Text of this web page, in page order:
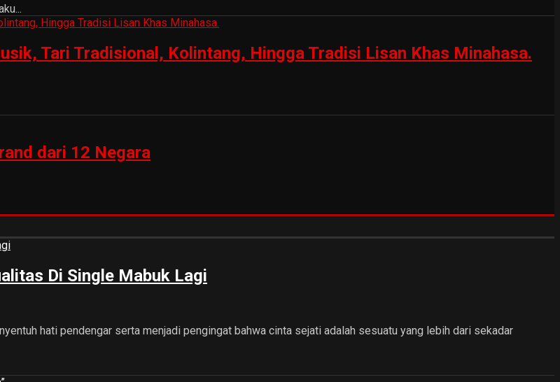
Tari Tradisional, Kolintang, Hingga Tradisi Lisan Khas Minahasa.
dari 12 Negara
Di Single Mabuk Lagi
hati pendengar serta menjadi pengingat bahwa cinta sejati adalah sesuatu yang lebih dari sekadar